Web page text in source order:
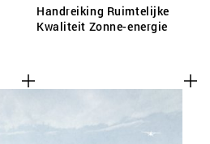
Handreiking Ruimtelijke
Kwaliteit Zonne-energie